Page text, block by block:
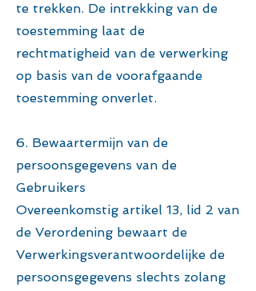
te trekken. De intrekking van de
toestemming laat de
rechtmatigheid van de verwerking
op basis van de voorafgaande
toestemming onverlet.
6. Bewaartermijn van de
persoonsgegevens van de
Gebruikers
Overeenkomstig artikel 13, lid 2 van
de Verordening bewaart de
Verwerkingsverantwoordelijke de
persoonsgegevens slechts zolang